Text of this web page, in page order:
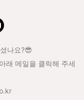
나요?😎
래 메일을 클릭해 주세